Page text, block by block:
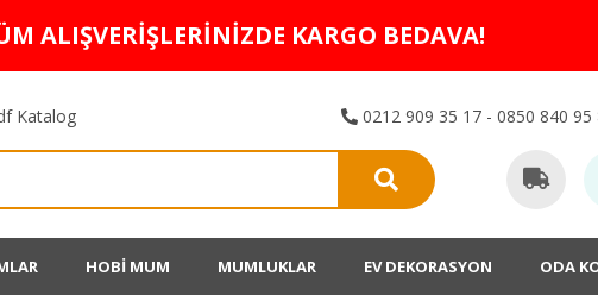
ALIŞVERİŞLERİNİZDE KARGO BEDAVA!
Katalog 0212 909 35 17 - 0850 840 95
HOBİ MUM MUMLUKLAR EV DEKORASYON ODA